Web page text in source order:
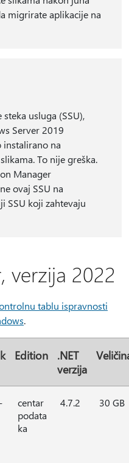
migrirate aplikacije na
usluga (SSU),
Server 2019
instalirano na
To nije greška.
Manager
ovaj SSU na
SSU koji zahtevaju
verzija 2022
tablu ispravnosti
.
Edition
.NET
verzija
centar
podata
ka
4.7.2 30 GB